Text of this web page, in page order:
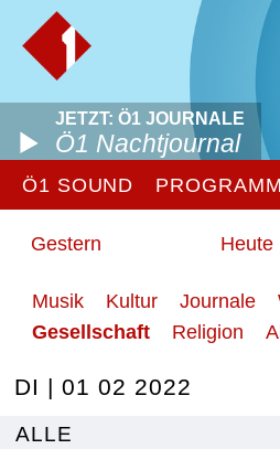
JETZT: Ö1 JOURNALE
Ö1 Nachtjournal
Ö1 SOUND PROGRAMM
Gestern Heute
Musik Kultur Journale
Gesellschaft
Religion
DI | 01 02 2022
ALLE